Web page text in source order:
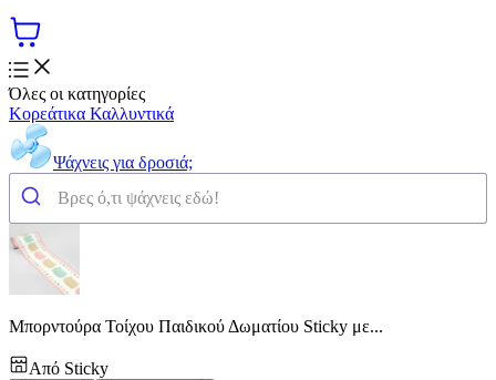
Όλες οι κατηγορίες
Κορεάτικα Καλλυντικά
Ψάχνεις για δροσιά;
Μπορντούρα Τοίχου Παιδικού Δωματίου Sticky με...
Από Sticky